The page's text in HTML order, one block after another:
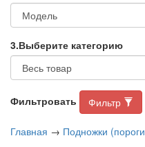
3.Выберите категорию
Фильтровать Фильтр
Главная → Подножки